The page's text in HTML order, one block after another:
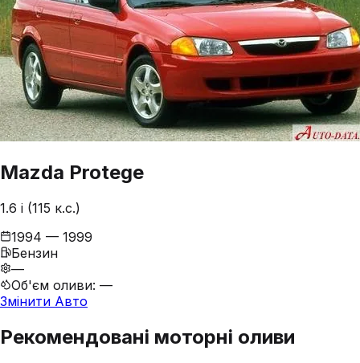
Mazda Protege
1.6 i (115 к.с.)
1994 — 1999
Бензин
—
Об'єм оливи: —
Змінити Авто
Рекомендовані моторні оливи